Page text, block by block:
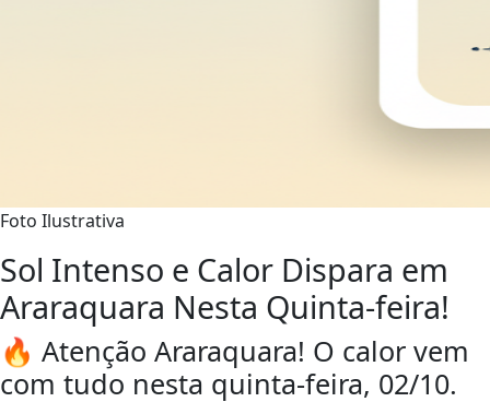
Foto Ilustrativa
Sol Intenso e Calor Dispara em
Araraquara Nesta Quinta-feira!
🔥 Atenção Araraquara! O calor vem
com tudo nesta quinta-feira, 02/10.